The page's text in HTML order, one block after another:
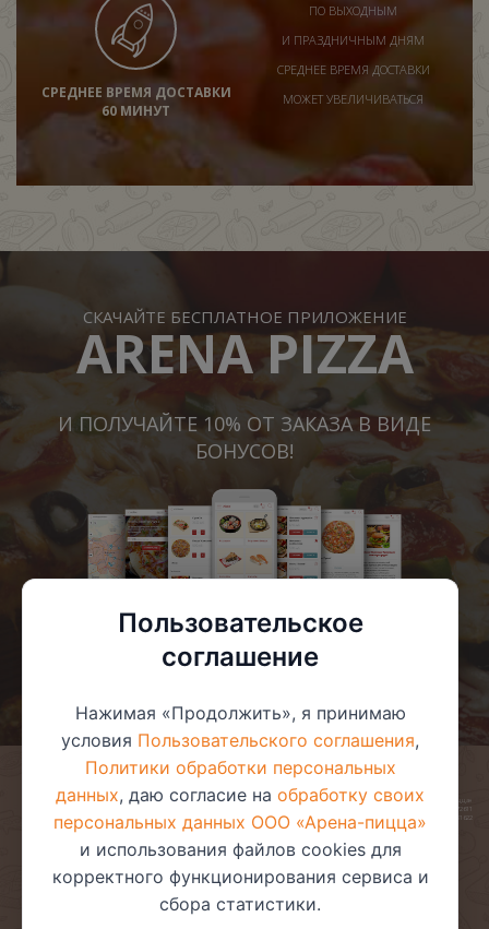
СРЕДНЕЕ ВРЕМЯ ДОСТАВКИ
60 МИНУТ
ПО ВЫХОДНЫМ
И ПРАЗДНИЧНЫМ ДНЯМ
СРЕДНЕЕ ВРЕМЯ ДОСТАВКИ
МОЖЕТ УВЕЛИЧИВАТЬСЯ
СКАЧАЙТЕ БЕСПЛАТНОЕ ПРИЛОЖЕНИЕ
ARENA PIZZA
И ПОЛУЧАЙТЕ 10% ОТ ЗАКАЗА В ВИДЕ
БОНУСОВ!
© 2025 ООО «Арена-пицца»
УНП 391272611
Магазин зарегистрирован в торговом реестре 08.05.2017 №381622
Пользовательское
соглашение
Нажимая «Продолжить», я принимаю
условия Пользовательского соглашения,
Политики обработки персональных
данных, даю согласие на обработку своих
персональных данных ООО «Арена-пицца»
и использования файлов cookies для
корректного функционирования сервиса и
сбора статистики.